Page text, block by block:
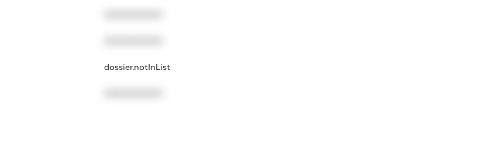
dossier.notInList